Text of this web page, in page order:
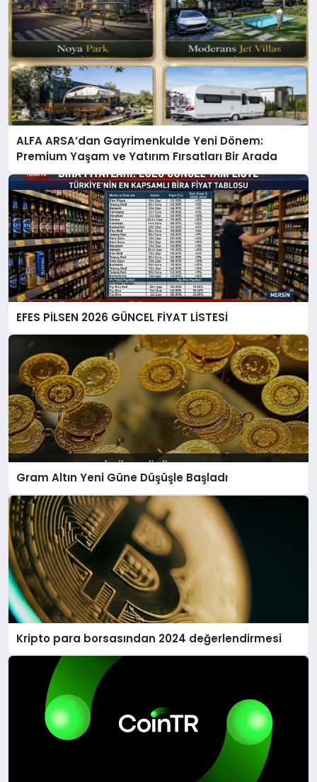
ALFA ARSA’dan Gayrimenkulde Yeni Dönem:
Premium Yaşam ve Yatırım Fırsatları Bir Arada
EFES PİLSEN 2026 GÜNCEL FİYAT LİSTESİ
Gram Altın Yeni Güne Düşüşle Başladı
Kripto para borsasından 2024 değerlendirmesi